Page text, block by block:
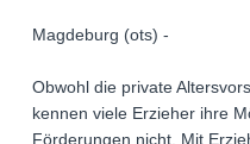
Magdeburg (ots) -
Obwohl die private
kennen viele Erzieher ihre
Förderungen nicht. Mit